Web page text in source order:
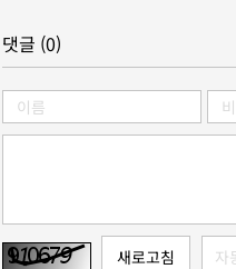
댓글 (0)